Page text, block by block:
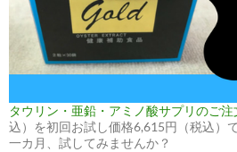
タウリン・亜鉛・アミノ酸サプリのご注
込）を初回お試し価格6,615円（税込）
一カ月、試してみませんか？